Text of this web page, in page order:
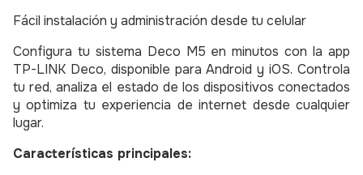
Fácil instalación y administración desde tu celular
Configura tu sistema Deco M5 en minutos con la app
TP-LINK Deco, disponible para Android y iOS. Controla
tu red, analiza el estado de los dispositivos conectados
y optimiza tu experiencia de internet desde cualquier
lugar.
Características principales: